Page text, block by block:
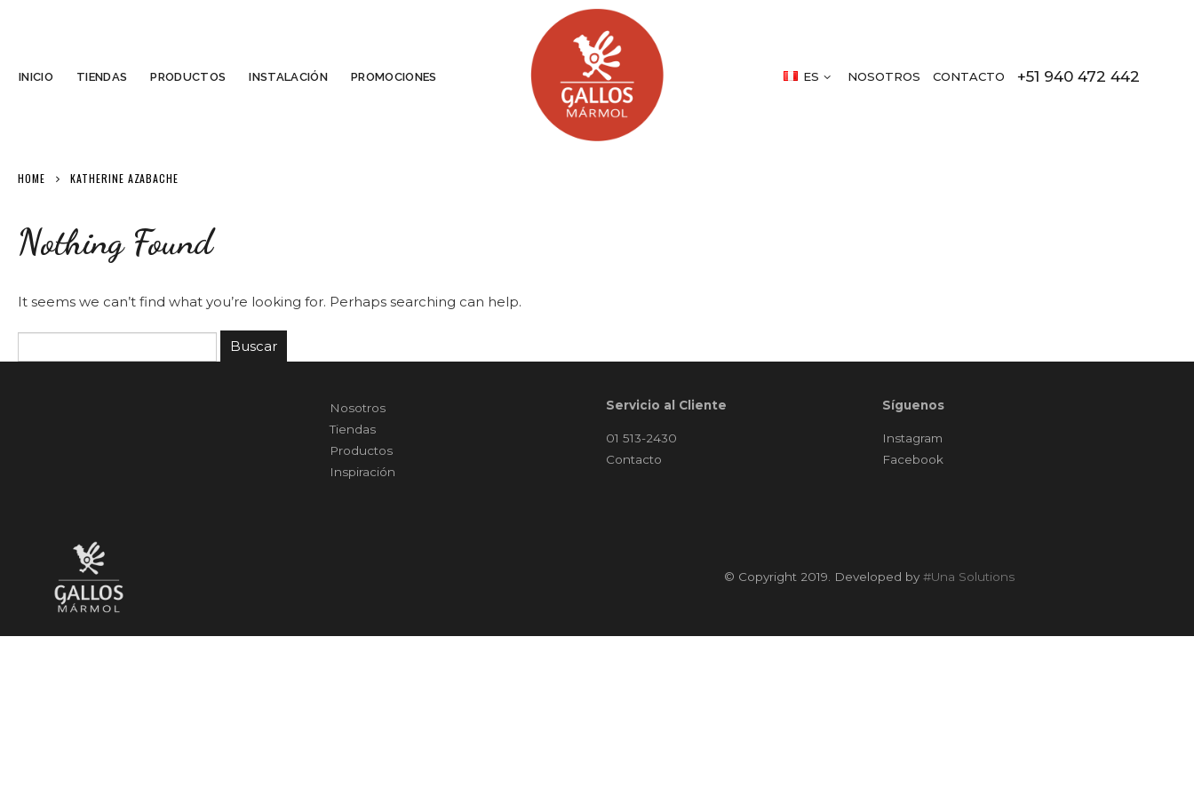
INICIO TIENDAS PRODUCTOS INSTALACIÓN PROMOCIONES ES NOSOTROS CONTACTO +51 940 472 442
HOME KATHERINE AZABACHE
Nothing Found
It seems we can’t find what you’re looking for. Perhaps searching can help.
Buscar
Nosotros
Tiendas
Productos
Inspiración
Servicio al Cliente
01 513-2430
Contacto
Síguenos
Instagram
Facebook
© Copyright 2019. Developed by #Una Solutions